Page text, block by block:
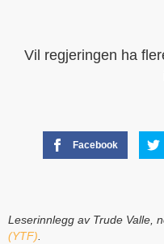
Vil regjeringen ha
Facebook
Leserinnlegg av Trude Valle,
(YTF).